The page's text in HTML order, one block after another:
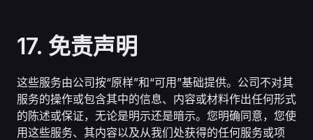
17. 免责声明
这些服务由公司按“原样”和“可用”基础提供。公司不对其
服务的操作或包含其中的信息、内容或材料作出任何形式
的陈述或保证，无论是明示还是暗示。您明确同意，您使
用这些服务、其内容以及从我们处获得的任何服务或项